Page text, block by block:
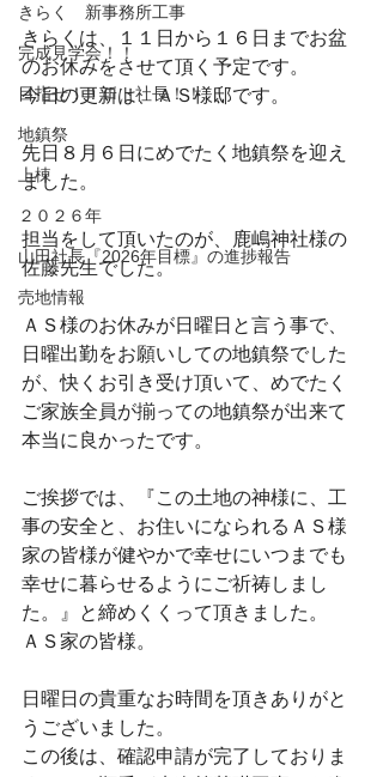
きらく 新事務所工事
完成見学会！！
目指せ！！ロト社長！！
地鎮祭
上棟
２０２６年
山田社長『2026年目標』の進捗報告
売地情報
きらくは、１１日から１６日までお盆
のお休みをさせて頂く予定です。
今日の更新は、ＡＳ様邸です。
先日８月６日にめでたく地鎮祭を迎え
ました。
担当をして頂いたのが、鹿嶋神社様の
佐藤先生でした。
ＡＳ様のお休みが日曜日と言う事で、
日曜出勤をお願いしての地鎮祭でした
が、快くお引き受け頂いて、めでたく
ご家族全員が揃っての地鎮祭が出来て
本当に良かったです。
ご挨拶では、『この土地の神様に、工
事の安全と、お住いになられるＡＳ様
家の皆様が健やかで幸せにいつまでも
幸せに暮らせるようにご祈祷しまし
た。』と締めくくって頂きました。
ＡＳ家の皆様。
日曜日の貴重なお時間を頂きありがと
うございました。
この後は、確認申請が完了しておりま